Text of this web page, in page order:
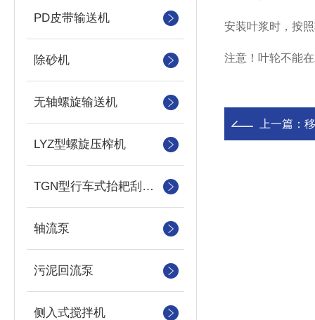
PD皮带输送机
除砂机
无轴螺旋输送机
LYZ型螺旋压榨机
TGN型行车式抬耙刮泥（撇渣机）机
轴流泵
污泥回流泵
侧入式搅拌机
安装叶浆时，按
注意！叶轮不能
上一篇：